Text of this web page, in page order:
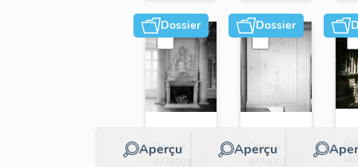
Dossier
Aperçu
Dossier
Dossier
Aperçu
Dossier